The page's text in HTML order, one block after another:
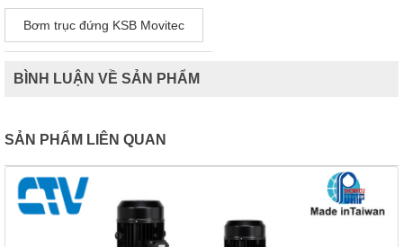
Bơm trục đứng KSB Movitec
BÌNH LUẬN VỀ SẢN PHẨM
SẢN PHẨM LIÊN QUAN